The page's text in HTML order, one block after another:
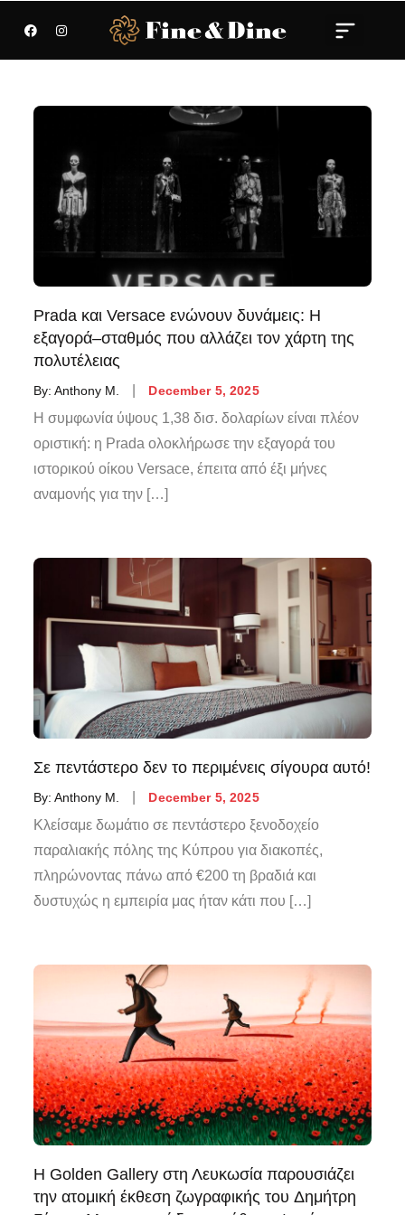
Prada και Versace ενώνουν δυνάμεις: Η
εξαγορά–σταθμός που αλλάζει τον χάρτη της
πολυτέλειας
By:Anthony M. December 5, 2025
Η συμφωνία ύψους 1,38 δισ. δολαρίων είναι πλέον
οριστική: η Prada ολοκλήρωσε την εξαγορά του
ιστορικού οίκου Versace, έπειτα από έξι μήνες
αναμονής για την […]
Σε πεντάστερο δεν το περιμένεις σίγουρα αυτό!
By:Anthony M. December 5, 2025
Κλείσαμε δωμάτιο σε πεντάστερο ξενοδοχείο
παραλιακής πόλης της Κύπρου για διακοπές,
πληρώνοντας πάνω από €200 τη βραδιά και
δυστυχώς η εμπειρία μας ήταν κάτι που […]
Η Golden Gallery στη Λευκωσία παρουσιάζει
την ατομική έκθεση ζωγραφικής του Δημήτρη